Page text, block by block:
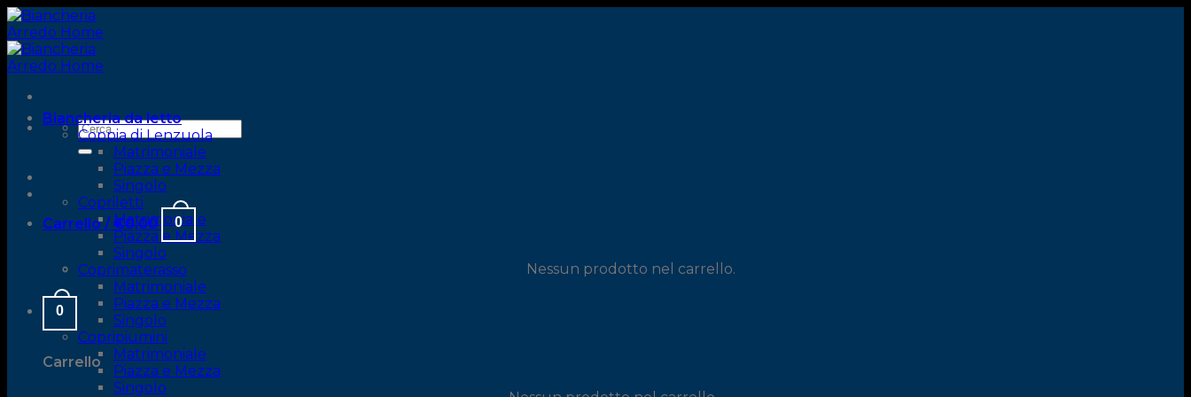
Skip
to
content
Cerca:
Carrello /€0,00 0
Nessun prodotto nel carrello.
0
Carrello
Biancheria da letto
Coppia di Lenzuola
Matrimoniale
Piazza e Mezza
Singolo
Copriletti
Matrimoniale
Piazza e Mezza
Singolo
Coprimaterasso
Matrimoniale
Piazza e Mezza
Singolo
Copripiumini
Matrimoniale
Piazza e Mezza
Singolo